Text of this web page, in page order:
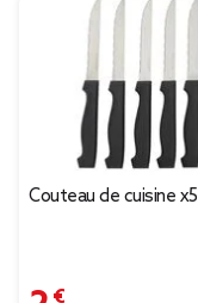
Couteau de cuisine x5
2,49 €